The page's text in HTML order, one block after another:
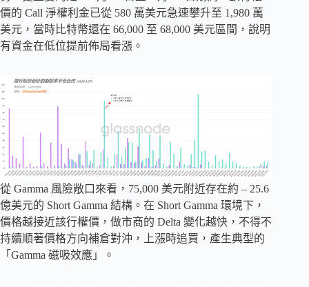
價​​的 Call 淨權利金已從 580 萬美元急速攀升至 1,980 萬
美元，當時比特幣還在 66,000 至 68,000 美元區間，說明
有資金在低位提前佈局看漲。
從 Gamma 風險敞口來看，75,000 美元附近存在約 – 25.6
億美元的 Short Gamma 結構。在 Short Gamma 環境下，
價格越接近該行權價，做市商的 Delta 變化越快，不得不
持續順著價格方向補倉對沖，上漲時追買，產生典型的
「Gamma 磁吸效應」。